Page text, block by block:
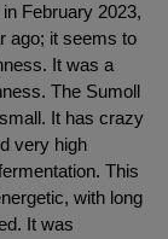
February 2023,
ago; it seems to
It was a
The Sumoll
It has crazy
very high
This
with long
It was